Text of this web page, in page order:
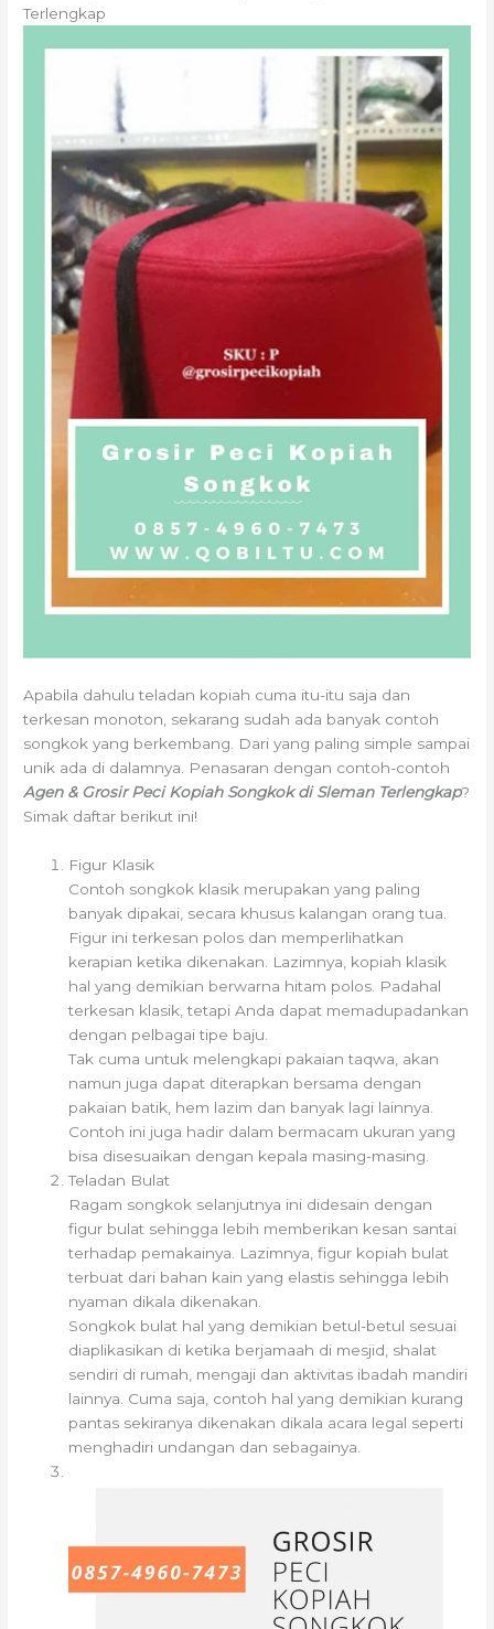
Terlengkap
Apabila dahulu teladan kopiah cuma itu-itu saja dan
terkesan monoton, sekarang sudah ada banyak contoh
songkok yang berkembang. Dari yang paling simple sampai
unik ada di dalamnya. Penasaran dengan contoh-contoh
Agen & Grosir Peci Kopiah Songkok di Sleman Terlengkap?
Simak daftar berikut ini!
Figur Klasik
Contoh songkok klasik merupakan yang paling
banyak dipakai, secara khusus kalangan orang tua.
Figur ini terkesan polos dan memperlihatkan
kerapian ketika dikenakan. Lazimnya, kopiah klasik
hal yang demikian berwarna hitam polos. Padahal
terkesan klasik, tetapi Anda dapat memadupadankan
dengan pelbagai tipe baju.
Tak cuma untuk melengkapi pakaian taqwa, akan
namun juga dapat diterapkan bersama dengan
pakaian batik, hem lazim dan banyak lagi lainnya.
Contoh ini juga hadir dalam bermacam ukuran yang
bisa disesuaikan dengan kepala masing-masing.
Teladan Bulat
Ragam songkok selanjutnya ini didesain dengan
figur bulat sehingga lebih memberikan kesan santai
terhadap pemakainya. Lazimnya, figur kopiah bulat
terbuat dari bahan kain yang elastis sehingga lebih
nyaman dikala dikenakan.
Songkok bulat hal yang demikian betul-betul sesuai
diaplikasikan di ketika berjamaah di mesjid, shalat
sendiri di rumah, mengaji dan aktivitas ibadah mandiri
lainnya. Cuma saja, contoh hal yang demikian kurang
pantas sekiranya dikenakan dikala acara legal seperti
menghadiri undangan dan sebagainya.